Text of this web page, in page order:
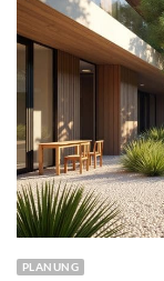
PLANUNG